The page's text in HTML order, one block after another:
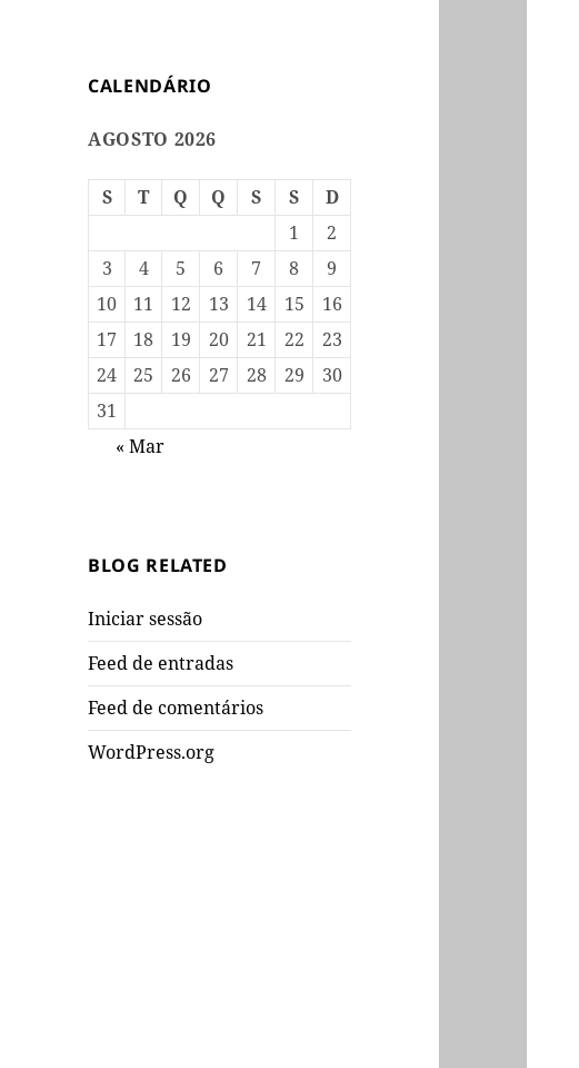
CALENDÁRIO
AGOSTO 2026
S T Q Q S S
D
1
2
3
4 5 6 7 8
9
10
11 12 13 14 15
16
17
18 19 20 21 22
23
24
25 26 27 28 29
30
31
« Mar
BLOG RELATED
Iniciar sessão
Feed de entradas
Feed de comentários
WordPress.org